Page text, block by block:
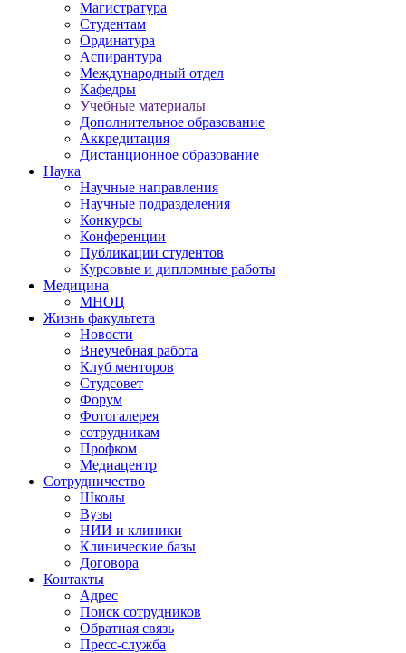
Магистратура
Студентам
Ординатура
Аспирантура
Международный отдел
Кафедры
Учебные материалы
Дополнительное образование
Аккредитация
Дистанционное образование
Наука
Научные направления
Научные подразделения
Конкурсы
Конференции
Публикации студентов
Курсовые и дипломные работы
Медицина
МНОЦ
Жизнь факультета
Новости
Внеучебная работа
Клуб менторов
Студсовет
Форум
Фотогалерея
сотрудникам
Профком
Медиацентр
Сотрудничество
Школы
Вузы
НИИ и клиники
Клинические базы
Договора
Контакты
Адрес
Поиск сотрудников
Обратная связь
Пресс-служба